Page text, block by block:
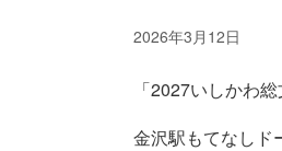
2026年3月12日
「2027いしかわ
金沢駅もてなしド